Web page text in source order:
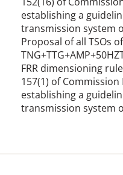
establishing a
transmission system
Proposal of all TSOs
FRR dimensioning
157(1) of Commission
establishing a
transmission system